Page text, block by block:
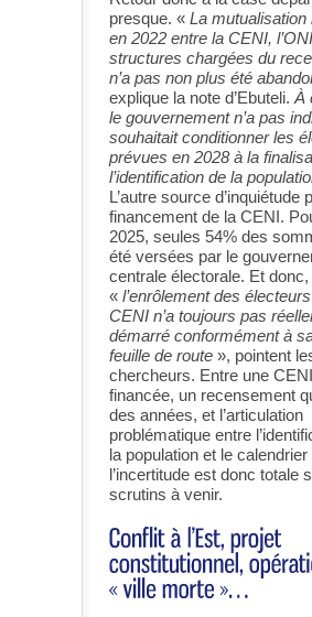
presque. « La mutualisation
en 2022 entre la CENI,
structures chargées du
n’a pas non plus été
explique la note d’Ebuteli. À
le gouvernement n’a pas
souhaitait conditionner les
prévues en 2028 à la
l’identification de la
L’autre source d’inquiétude
financement de la CENI.
2025, seules 54% des
été versées par le
centrale électorale. Et donc,
« l’enrôlement des
CENI n’a toujours pas
démarré conformément à
feuille de route », pointent
chercheurs. Entre une
financée, un recensement
des années, et l’articulation
problématique entre
la population et le calendrier
l’incertitude est donc totale
scrutins à venir.